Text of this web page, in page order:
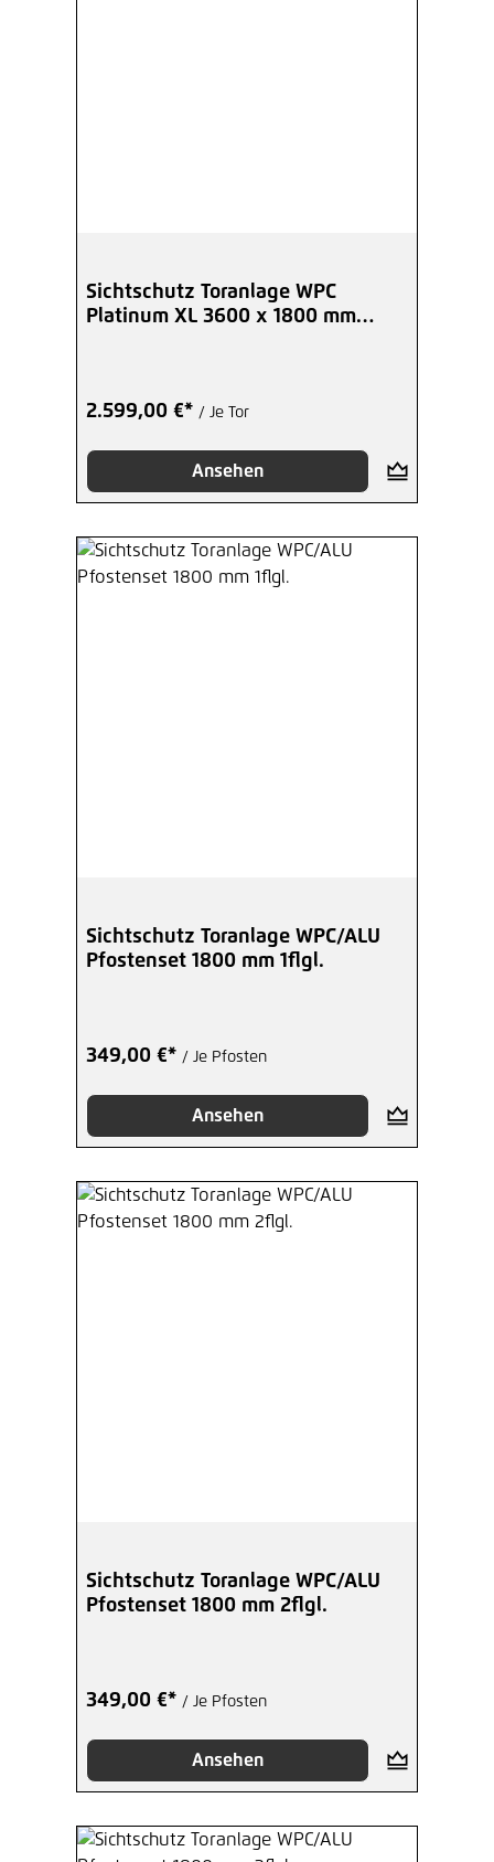
Sichtschutz Toranlage WPC
Platinum XL 3600 x 1800 mm
2.599,00 €* / Je Tor
Ansehen
Sichtschutz Toranlage WPC/ALU
Pfostenset 1800 mm 1flgl.
349,00 €* / Je Pfosten
Ansehen
Sichtschutz Toranlage WPC/ALU
Pfostenset 1800 mm 2flgl.
349,00 €* / Je Pfosten
Ansehen